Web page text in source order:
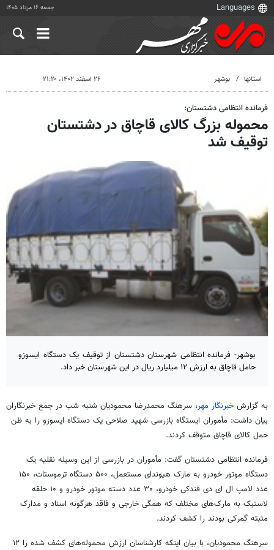
جمعه ۱۶ مرداد ۱۴۰۵
استانها بوشهر ۲۶ اسفند ۱۴۰۲، ۲۱:۲۰
فرمانده انتظامی دشتستان:
محموله بزرگ کالای قاچاق در دشتستان
توقیف شد
بوشهر- فرمانده انتظامی شهرستان دشتستان از توقیف یک دستگاه ایسوزو
حامل قاچاق به ارزش ۱۲ میلیارد ریال در این شهرستان خبر داد.
به گزارش خبرنگار مهر، سرهنگ محمدرضا محمودیان شنبه شب در جمع خبرنگاران
بیان داشت: مأموران ایستگاه بازرسی شهید صلاحی یک دستگاه ایسوزو را به ظن
حمل کالای قاچاق متوقف کردند.
فرمانده انتظامی دشتستان گفت: مأموران در بازرسی از این وسیله نقلیه یک
دستگاه موتور خودرو به مارک هیوندای مستعمل، ۵۰۰ دستگاه ترموستات، ۱۵۰
عدد لامپ ال ای
دی فندکی خودرو، ۳۰ عدد دسته موتور خودرو و ۱۰ حلقه
لاستیک به مارک‌های مختلف که همگی خارجی و فاقد هرگونه اسناد و مدارک
مثبته گمرکی بودند را کشف کردند.
سرهنگ محمودیان، با بیان اینکه کارشناسان ارزش محموله‌های کشف شده را ۱۲